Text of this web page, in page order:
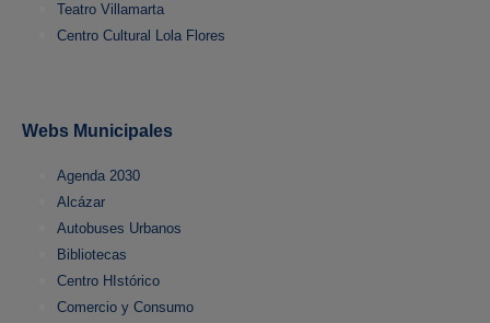
Teatro Villamarta
Centro Cultural Lola Flores
Webs Municipales
Agenda 2030
Alcázar
Autobuses Urbanos
Bibliotecas
Centro HIstórico
Comercio y Consumo